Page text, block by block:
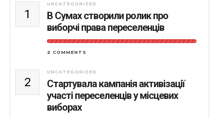
1
UNCATEGORIZED
В Сумах створили ролик про
виборчі права переселенців
2 COMMENTS
2
UNCATEGORIZED
Стартувала кампанія активізації
участі переселенців у місцевих
виборах